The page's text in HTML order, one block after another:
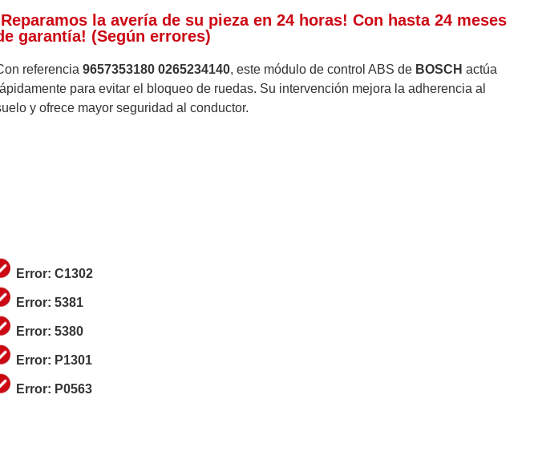
la avería de su pieza en 24 horas! Con hasta 24 meses
garantía! (Según errores)
referencia 9657353180 0265234140, este módulo de control ABS de BOSCH actúa
para evitar el bloqueo de ruedas. Su intervención mejora la adherencia al
y ofrece mayor seguridad al conductor.
Error: C1302
Error: 5381
Error: 5380
Error: P1301
Error: P0563